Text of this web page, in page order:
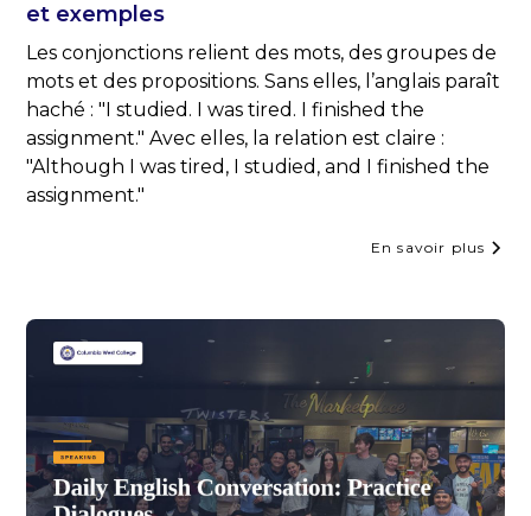
et exemples
Les conjonctions relient des mots, des groupes de
mots et des propositions. Sans elles, l’anglais paraît
haché : "I studied. I was tired. I finished the
assignment." Avec elles, la relation est claire :
"Although I was tired, I studied, and I finished the
assignment."
En savoir plus